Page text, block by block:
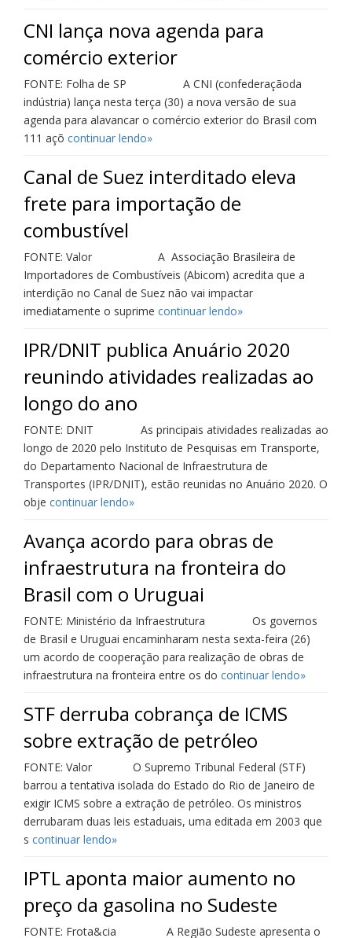
CNI lança nova agenda para
comércio exterior
FONTE: Folha de SP A CNI (confederaçãoda
indústria) lança nesta terça (30) a nova versão de sua
agenda para alavancar o comércio exterior do Brasil com
111 açõ continuar lendo»
Canal de Suez interditado eleva
frete para importação de
combustível
FONTE: Valor A Associação Brasileira de
Importadores de Combustíveis (Abicom) acredita que a
interdição no Canal de Suez não vai impactar
imediatamente o suprime continuar lendo»
IPR/DNIT publica Anuário 2020
reunindo atividades realizadas ao
longo do ano
FONTE: DNIT As principais atividades realizadas ao
longo de 2020 pelo Instituto de Pesquisas em Transporte,
do Departamento Nacional de Infraestrutura de
Transportes (IPR/DNIT), estão reunidas no Anuário 2020. O
obje continuar lendo»
Avança acordo para obras de
infraestrutura na fronteira do
Brasil com o Uruguai
FONTE: Ministério da Infraestrutura Os governos
de Brasil e Uruguai encaminharam nesta sexta-feira (26)
um acordo de cooperação para realização de obras de
infraestrutura na fronteira entre os do continuar lendo»
STF derruba cobrança de ICMS
sobre extração de petróleo
FONTE: Valor O Supremo Tribunal Federal (STF)
barrou a tentativa isolada do Estado do Rio de Janeiro de
exigir ICMS sobre a extração de petróleo. Os ministros
derrubaram duas leis estaduais, uma editada em 2003 que
s continuar lendo»
IPTL aponta maior aumento no
preço da gasolina no Sudeste
FONTE: Frota&cia A Região Sudeste apresenta o